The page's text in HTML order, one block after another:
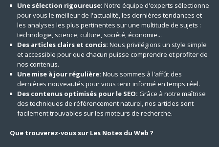
Une sélection rigoureuse: Notre équipe d'experts sélectionne
pour vous le meilleur de l'actualité, les dernières tendances et
les analyses les plus pertinentes sur une multitude de sujets :
technologie, science, culture, société, économie...
Des articles clairs et concis: Nous privilégions un style simple
et accessible pour que chacun puisse comprendre et profiter de
nos contenus.
Une mise à jour régulière: Nous sommes à l'affût des
dernières nouveautés pour vous tenir informé en temps réel.
Des contenus optimisés pour le SEO: Grâce à notre maîtrise
des techniques de référencement naturel, nos articles sont
facilement trouvables sur les moteurs de recherche.
Que trouverez-vous sur Les Notes du Web ?